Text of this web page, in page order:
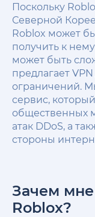
Поскольку
Северной
Roblox может
получить к
может быть
предлагает
ограничений.
сервис,
общественных
атак DDoS, а
стороны
Зачем
Roblox?